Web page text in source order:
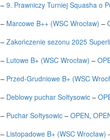
–9. Prawniczy Turniej Squasha o
– Marcowe B++ (WSC Wrocław) –
–Zakończenie sezonu 2025
– Lutowe B+ (WSC Wrocław) –
– Przed-Grudniowe B+ (WSC
– Deblowy puchar Sołtysowic –
– Puchar Sołtysowic –OPEN,
– Listopadowe B+ (WSC Wrocław)